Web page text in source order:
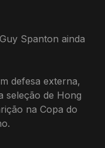
Spanton ainda
defesa externa,
seleção de Hong
na Copa do